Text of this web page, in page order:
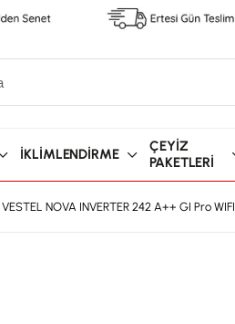
İKLİMLENDİRME
ÇEYİZ
PAKETLERİ
VESTEL NOVA INVERTER 242 A++ GI Pro WIFI